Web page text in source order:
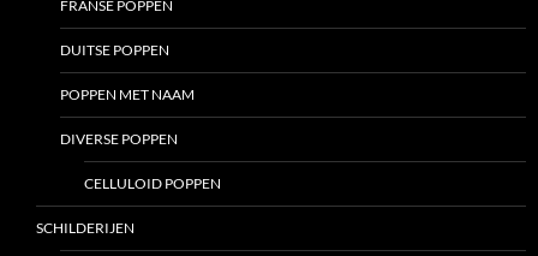
FRANSE POPPEN
DUITSE POPPEN
POPPEN MET NAAM
DIVERSE POPPEN
CELLULOID POPPEN
SCHILDERIJEN